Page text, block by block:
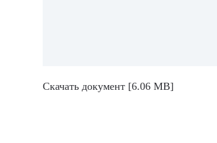
Скачать документ [6.06 MB]